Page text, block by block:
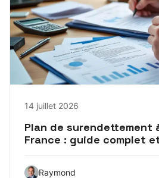
14 juillet 2026
Plan de surendettement
France : guide complet
Raymond